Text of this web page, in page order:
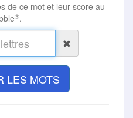
de ce mot et leur score au
®.
LES MOTS